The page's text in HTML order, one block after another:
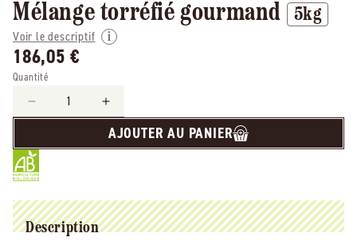
Mélange torréfié gourmand 5kg
Voir le descriptif
186,05 €
Quantité
Réduire
de
Happy
En
Biovallée
Augmenter
la
quantité
En
Biovallée
AJOUTER AU PANIER
Description